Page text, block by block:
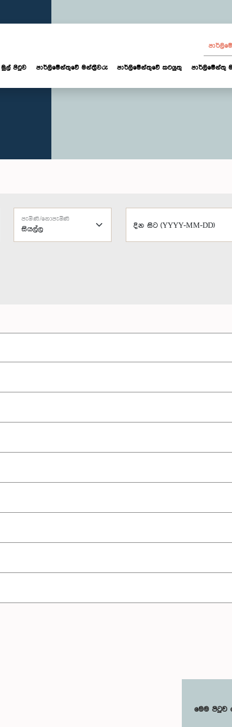
මුල් පිටුව පාර්ලි‌මේන්තුවේ මන්ත්‍රීවරු පාර්ලිමේන්තුවේ කටයුතු පාර්ලිමේන්තු
පැමිණි/නොපැමිණි
දින සිට (YYYY-MM-DD)
මෙම පිටුව